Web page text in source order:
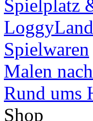
Spielplatz
LoggyLand
Spielwaren
Malen
Rund ums
Shop